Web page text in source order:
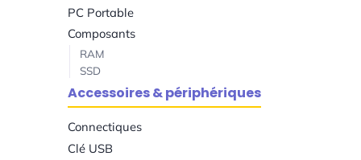
PC Portable
Composants
RAM
SSD
Accessoires & périphériques
Connectiques
Clé USB